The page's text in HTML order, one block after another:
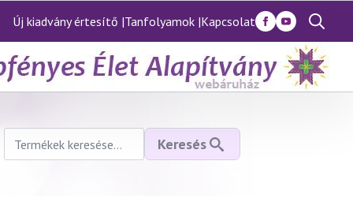
Új kiadvány értesítő |Tanfolyamok |Kapcsolat
Search
for:
Keresés
következőre:
Keresés